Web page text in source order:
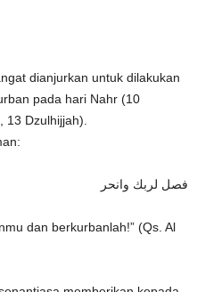
dianjurkan untuk dilakukan
pada hari Nahr (10
13 Dzulhijjah).
فصل لربك وانحر
dan berkurbanlah!” (Qs. Al